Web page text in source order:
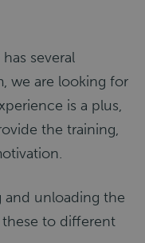
several
we are looking for
is a plus,
the training,
and unloading the
to different